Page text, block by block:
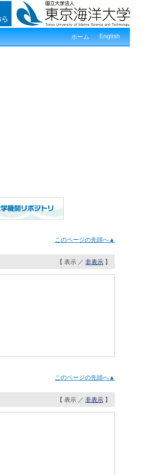
ホーム English
このページの先頭へ▲
【 表示 ／ 非表示 】
このページの先頭へ▲
【 表示 ／ 非表示 】